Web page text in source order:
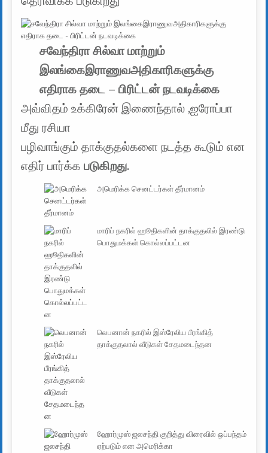
சவேந்திரா சில்வா மாற்றும்
இலங்கைஇராணுவஅதிகாரிகளுக்கு
எதிராக தடை – பிரிட்டன் நடவடிக்கை
அவ்விதம் உக்கிரேன் இணைந்தால் ,ஐரோப்பா
மீது ரசியா
பழிவாங்கும் தாக்குதல்களை நடத்த கூடும் என
எதிர் பார்க்கபடுகிறது.
அமெரிக்க செனட்டர்கள் தீர்மானம்
மாரிப் நகரில் ஹூதிகளின் தாக்குதலில் இரண்டு
பொதுமக்கள் கொல்லப்பட்டன
லெபனான் நகரில் இஸ்ரேலிய பீரங்கித்
தாக்குதலால் வீடுகள் சேதமடைந்தன
ஹோர்முஸ் ஜலசந்தி குறித்து விரைவில் ஒப்பந்தம்
ஏற்படும் என அமெரிக்கா